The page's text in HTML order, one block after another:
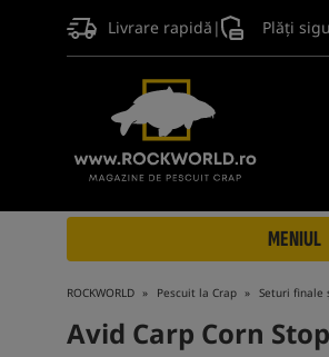
Livrare rapidă | Plăți
MENIUL
ROCKWORLD Pescuit la Crap Seturi finale
Avid Carp Corn